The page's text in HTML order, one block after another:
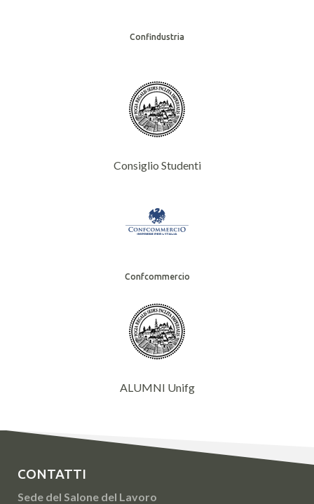
Confindustria
Consiglio Studenti
Confcommercio
ALUMNI Unifg
CONTATTI
Sede del Salone del Lavoro